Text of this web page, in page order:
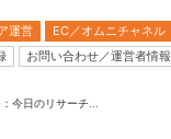
運営 EC／オムニチャネル
お問い合わせ／運営者情報
今日のリサーチ...